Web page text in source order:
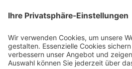
Kontakt
Datenschutz
Newsletter